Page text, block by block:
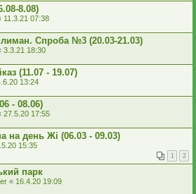
8.08)
11.3.21 07:38
Спроба №3 (20.03-21.03)
3.3.21 18:30
(11.07 - 19.07)
13:24
- 08.06)
27.5.20 17:55
на день Жі (06.03 - 09.03)
15:35
1 2
парк
« 16.4.20 19:09